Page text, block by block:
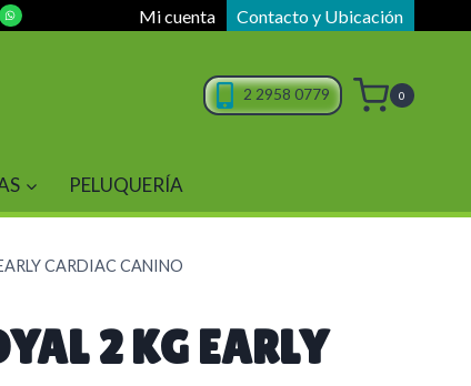
Mi cuenta Contacto y Ubicación
2 2958 0779 0
PELUQUERÍA
CARDIAC CANINO
2 KG EARLY